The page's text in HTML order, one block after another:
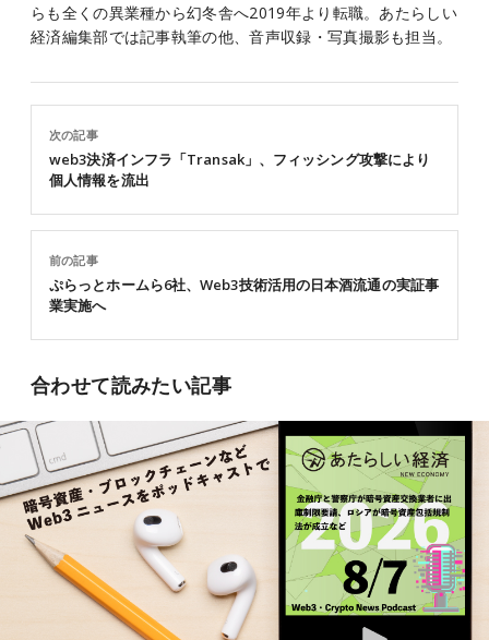
らも全くの異業種から幻冬舎へ2019年より転職。あたらしい
経済編集部では記事執筆の他、音声収録・写真撮影も担当。
前の記事
ぷらっとホームら6社、Web3技術活用の日本酒流通の実証事
業実施へ
次の記事
web3決済インフラ「Transak」、フィッシング攻撃により
個人情報を流出
合わせて読みたい記事